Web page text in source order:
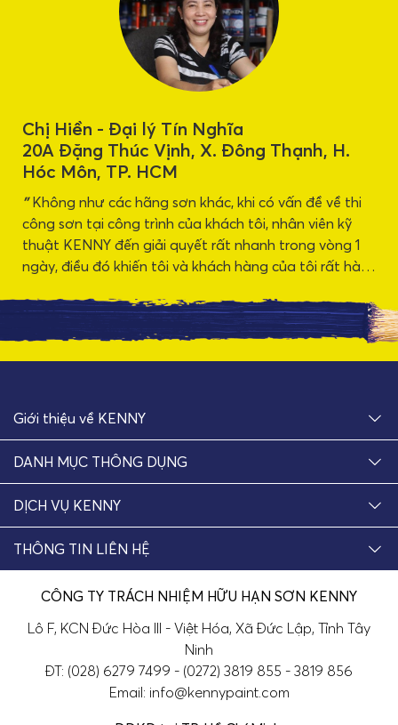
Chị Hiền - Đại lý Tín Nghĩa
20A Đặng Thúc Vịnh, X. Đông Thạnh, H.
Hóc Môn, TP. HCM
"Không như các hãng sơn khác, khi có vấn đề về thi
công sơn tại công trình của khách tôi, nhân viên kỹ
thuật KENNY đến giải quyết rất nhanh trong vòng 1
ngày, điều đó khiến tôi và khách hàng của tôi rất hài
Giới thiệu về KENNY
DANH MỤC THÔNG DỤNG
DỊCH VỤ KENNY
THÔNG TIN LIÊN HỆ
CÔNG TY TRÁCH NHIỆM HỮU HẠN SƠN KENNY
Lô F, KCN Đức Hòa III - Việt Hóa, Xã Đức Lập, Tỉnh Tây
Ninh
ĐT: (028) 6279 7499 - (0272) 3819 855 - 3819 856
Email: info@kennypaint.com